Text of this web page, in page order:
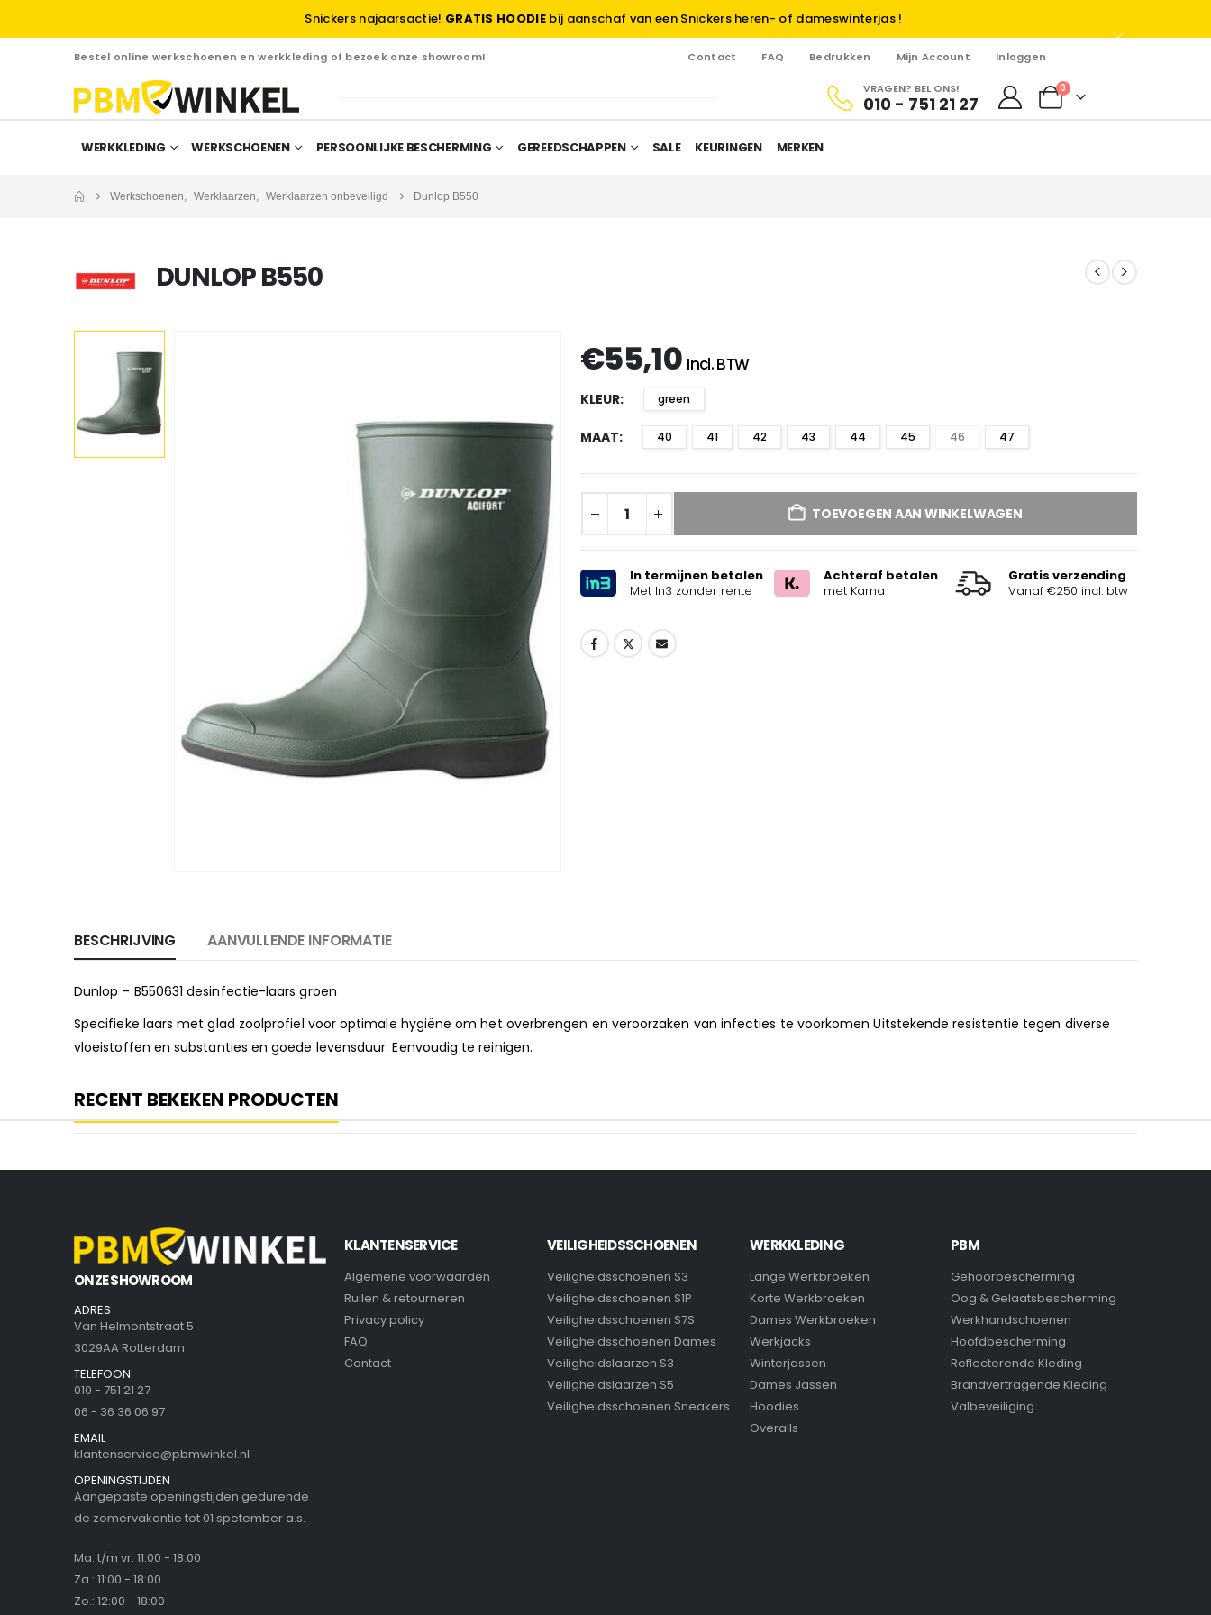
Snickers najaarsactie! GRATIS HOODIE bij aanschaf van een Snickers heren- of dameswinterjas !
Bestel online werkschoenen en werkkleding of bezoek onze showroom! Contact FAQ Bedrukken Mijn Account Inloggen
VRAGEN? BEL ONS!
010 - 751 21 27
0
WERKKLEDING WERKSCHOENEN PERSOONLIJKE BESCHERMING GEREEDSCHAPPEN SALE KEURINGEN MERKEN
Werkschoenen, Werklaarzen, Werklaarzen onbeveiligd Dunlop B550
DUNLOP B550
€55,10 Incl. BTW
KLEUR green
MAAT 40 41 42 43 44 45 46 47
TOEVOEGEN AAN WINKELWAGEN
In termijnen betalen
Met In3 zonder rente
Achteraf betalen
met Karna
Gratis verzending
Vanaf €250 incl. btw
BESCHRIJVING AANVULLENDE INFORMATIE
Dunlop – B550631 desinfectie-laars groen
Specifieke laars met glad zoolprofiel voor optimale hygiëne om het overbrengen en veroorzaken van infecties te voorkomen Uitstekende resistentie tegen diverse
vloeistoffen en substanties en goede levensduur. Eenvoudig te reinigen.
RECENT BEKEKEN PRODUCTEN
ONZE SHOWROOM
ADRES
Van Helmontstraat 5
3029AA Rotterdam
TELEFOON
010 - 751 21 27
06 - 36 36 06 97
EMAIL
klantenservice@pbmwinkel.nl
OPENINGSTIJDEN
Aangepaste openingstijden gedurende
de zomervakantie tot 01 spetember a.s.
Ma. t/m vr: 11:00 - 18:00
Za.: 11:00 - 18:00
Zo.: 12:00 - 18:00
KLANTENSERVICE
Algemene voorwaarden
Ruilen & retourneren
Privacy policy
FAQ
Contact
VEILIGHEIDSSCHOENEN
Veiligheidsschoenen S3
Veiligheidsschoenen S1P
Veiligheidsschoenen S7S
Veiligheidsschoenen Dames
Veiligheidslaarzen S3
Veiligheidslaarzen S5
Veiligheidsschoenen Sneakers
WERKKLEDING
Lange Werkbroeken
Korte Werkbroeken
Dames Werkbroeken
Werkjacks
Winterjassen
Dames Jassen
Hoodies
Overalls
PBM
Gehoorbescherming
Oog & Gelaatsbescherming
Werkhandschoenen
Hoofdbescherming
Reflecterende Kleding
Brandvertragende Kleding
Valbeveiliging